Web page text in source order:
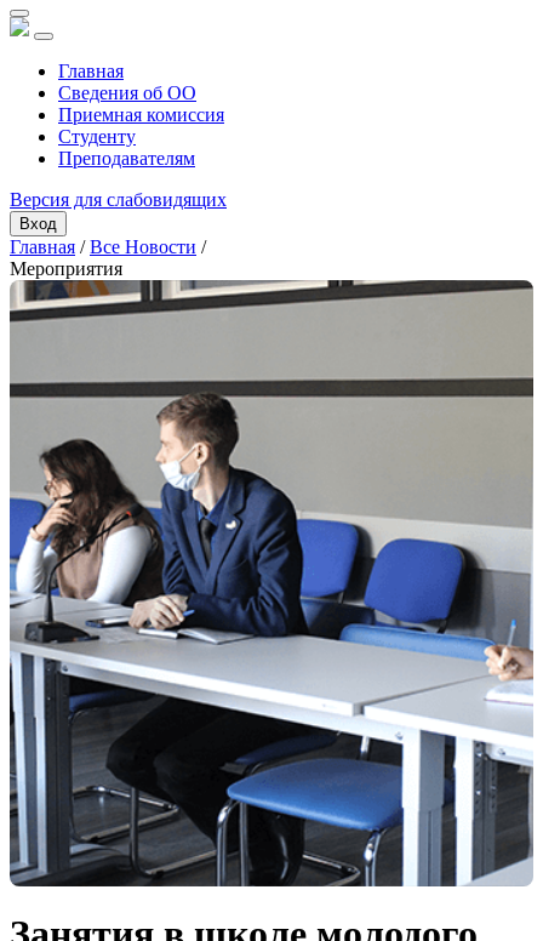
Главная
Сведения об ОО
Приемная комиссия
Студенту
Преподавателям
Версия для слабовидящих
Вход
Главная /Все Новости /
Мероприятия